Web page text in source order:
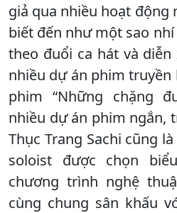
giả qua nhiều hoạt động
biết đến như một sao
theo đuổi ca hát và
nhiều dự án phim
phim “Những chặng
nhiều dự án phim ngắn,
Thục Trang Sachi cũng
soloist được chọn
chương trình nghệ
cùng chung sân khấu